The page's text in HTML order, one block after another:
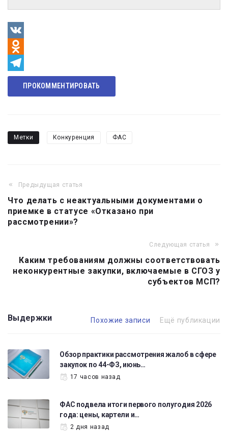
VK
Odnoklassniki
Telegram
ПРОКОММЕНТИРОВАТЬ
Метки Конкуренция ФАС
Навигация
по
записям
Предыдущая статья
Что делать с неактуальными документами о
приемке в статусе «Отказано при
рассмотрении»?
Следующая статья
Каким требованиям должны соответствовать
неконкурентные закупки, включаемые в СГОЗ у
субъектов МСП?
Выдержки Похожие записи Ещё публикации
Обзор практики рассмотрения жалоб в сфере
закупок по 44-ФЗ, июнь…
17 часов назад
ФАС подвела итоги первого полугодия 2026
года: цены, картели и…
2 дня назад